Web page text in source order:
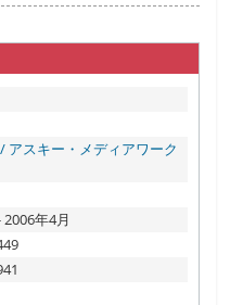
アスキー・メディアワーク
年4月